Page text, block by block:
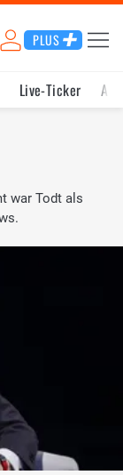
PLUS
Live-Ticker
war Todt als